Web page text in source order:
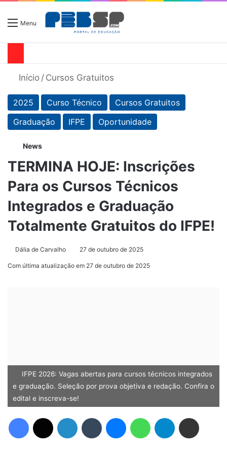
Menu
Início / Cursos Gratuitos
2025 Curso Técnico
Cursos Gratuitos
Graduação
IFPE Oportunidade
News
TERMINA HOJE: Inscrições
Para os Cursos Técnicos
Integrados e Graduação
Totalmente Gratuitos do IFPE!
Dália de Carvalho 27 de outubro de 2025
Com última atualização em 27 de outubro de 2025
IFPE 2026: Vagas abertas para cursos técnicos integrados
e graduação. Seleção por prova objetiva e redação. Confira o
edital e inscreva-se!